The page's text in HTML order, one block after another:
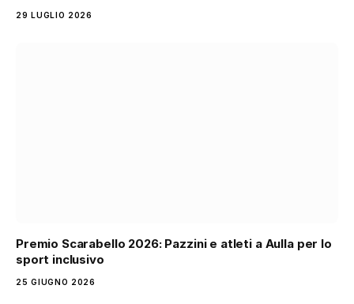
29 LUGLIO 2026
Premio Scarabello 2026: Pazzini e atleti a Aulla per lo
sport inclusivo
25 GIUGNO 2026